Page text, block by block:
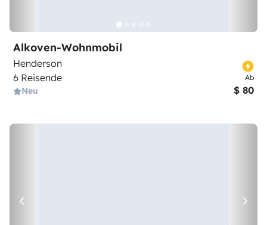
Alkoven-Wohnmobil
Henderson
6 Reisende
Neu
Ab
$ 80